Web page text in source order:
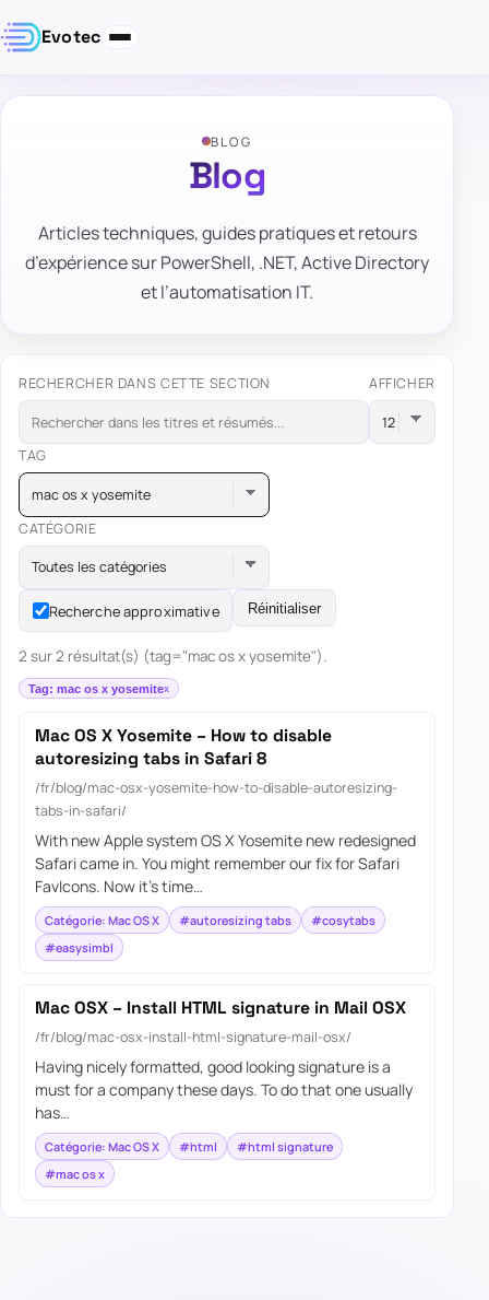
Evotec
BLOG
Blog
Articles techniques, guides pratiques et retours
d’expérience sur PowerShell, .NET, Active Directory
et l’automatisation IT.
RECHERCHER DANS CETTE SECTION AFFICHER
TAG
mac os x yosemite
CATÉGORIE
Toutes les catégories
Recherche approximative Réinitialiser
2 sur 2 résultat(s) (tag="mac os x yosemite").
Tag: mac os x yosemite
Mac OS X Yosemite – How to disable
autoresizing tabs in Safari 8
/fr/blog/mac-osx-yosemite-how-to-disable-autoresizing-
tabs-in-safari/
With new Apple system OS X Yosemite new redesigned
Safari came in. You might remember our fix for Safari
FavIcons. Now it’s time…
Catégorie: Mac OS X #autoresizing tabs
#cosytabs
#easysimbl
Mac OSX – Install HTML signature in Mail OSX
/fr/blog/mac-osx-install-html-signature-mail-osx/
Having nicely formatted, good looking signature is a
must for a company these days. To do that one usually
has…
Catégorie: Mac OS X #html
#html signature
#mac os x